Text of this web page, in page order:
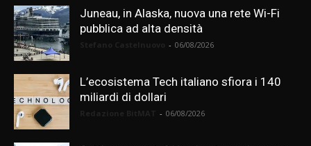
Juneau, in Alaska, nuova una rete Wi-Fi
pubblica ad alta densità
- 06/08/2026
L’ecosistema Tech italiano sfiora i 140
miliardi di dollari
- 06/08/2026